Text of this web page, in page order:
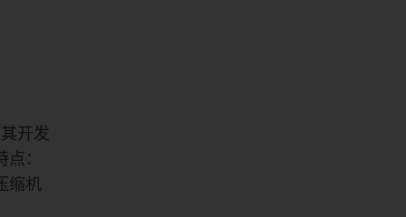
开发
：
缩机